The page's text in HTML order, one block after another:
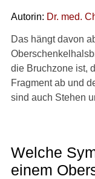
Autorin: Dr. med.
Das hängt davon
die Bruchzone ist,
Fragment ab und
sind auch Stehen
Welche
einem
►
►
Medikamente